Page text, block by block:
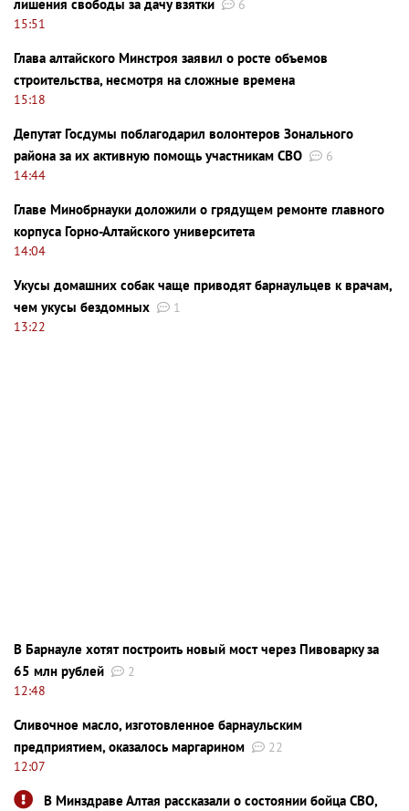
лишения свободы за дачу взятки
6
15:51
Глава алтайского Минстроя заявил о росте объемов
строительства, несмотря на сложные времена
15:18
Депутат Госдумы поблагодарил волонтеров Зонального
района за их активную помощь участникам СВО
6
14:44
Главе Минобрнауки доложили о грядущем ремонте главного
корпуса Горно-Алтайского университета
14:04
Укусы домашних собак чаще приводят барнаульцев к врачам,
чем укусы бездомных
1
13:22
В Барнауле хотят построить новый мост через Пивоварку за
65 млн рублей
2
12:48
Сливочное масло, изготовленное барнаульским
предприятием, оказалось маргарином
22
12:07
В Минздраве Алтая рассказали о состоянии бойца СВО,